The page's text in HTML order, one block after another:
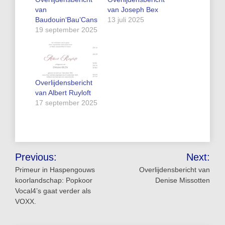
van
Baudouin‘Bau’Cans
19 september 2025
van Joseph Bex
13 juli 2025
Overlijdensbericht
van Albert Ruyloft
17 september 2025
Bericht
navigatie
Previous:
Primeur in Haspengouws
koorlandschap: Popkoor
Vocal4’s gaat verder als
VOXX.
Next:
Overlijdensbericht van
Denise Missotten